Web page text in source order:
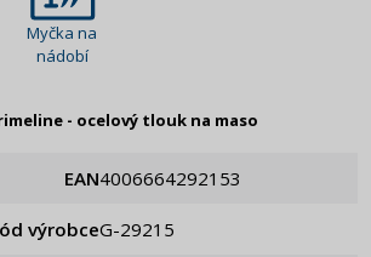
Myčka na
nádobí
- ocelový tlouk na maso
EAN 4006664292153
výrobce g-29215